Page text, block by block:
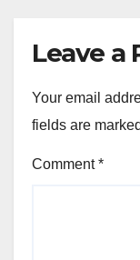
Leave a
Your email
fields are marked
Comment*